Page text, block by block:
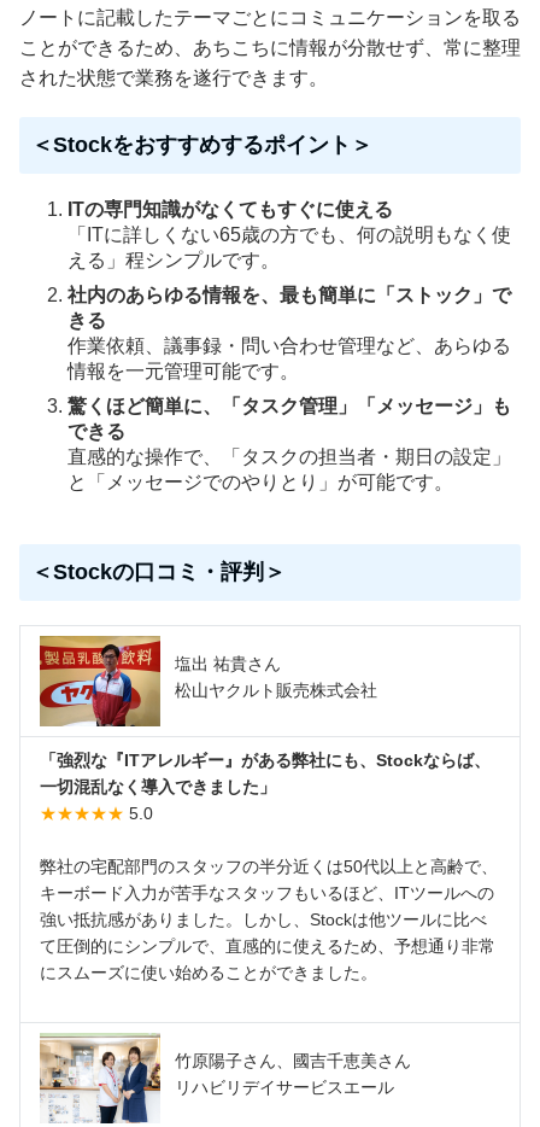
ノートに記載したテーマごとにコミュニケーションを取る
ことができるため、あちこちに情報が分散せず、常に整理
された状態で業務を遂行できます。
＜Stockをおすすめするポイント＞
ITの専門知識がなくてもすぐに使える
「ITに詳しくない65歳の方でも、何の説明もなく使
える」程シンプルです。
社内のあらゆる情報を、最も簡単に「ストック」で
きる
作業依頼、議事録・問い合わせ管理など、あらゆる
情報を一元管理可能です。
驚くほど簡単に、「タスク管理」「メッセージ」も
できる
直感的な操作で、「タスクの担当者・期日の設定」
と「メッセージでのやりとり」が可能です。
＜Stockの口コミ・評判＞
塩出 祐貴さん
松山ヤクルト販売株式会社
「強烈な『ITアレルギー』がある弊社にも、Stockならば、
一切混乱なく導入できました」
★★★★★ 5.0
弊社の宅配部門のスタッフの半分近くは50代以上と高齢で、
キーボード入力が苦手なスタッフもいるほど、ITツールへの
強い抵抗感がありました。しかし、Stockは他ツールに比べ
て圧倒的にシンプルで、直感的に使えるため、予想通り非常
にスムーズに使い始めることができました。
竹原陽子さん、國吉千恵美さん
リハビリデイサービスエール